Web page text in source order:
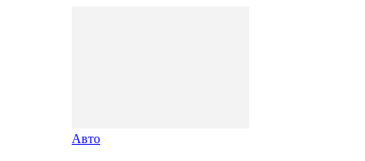
Авто